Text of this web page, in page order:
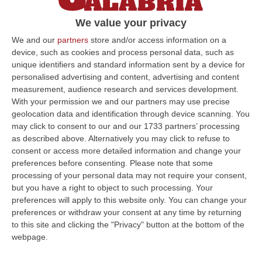
We value your privacy
We and our partners store and/or access information on a
device, such as cookies and process personal data, such as
unique identifiers and standard information sent by a device for
personalised advertising and content, advertising and content
measurement, audience research and services development.
With your permission we and our partners may use precise
geolocation data and identification through device scanning. You
may click to consent to our and our 1733 partners’ processing
as described above. Alternatively you may click to refuse to
consent or access more detailed information and change your
preferences before consenting. Please note that some
processing of your personal data may not require your consent,
but you have a right to object to such processing. Your
preferences will apply to this website only. You can change your
preferences or withdraw your consent at any time by returning
to this site and clicking the "Privacy" button at the bottom of the
webpage.
Panettieri diventa il paese di Pinocchio:
cinque notti tra fiaba, luci e magia
Dal 7 all’11 agosto il paese si trasformerà in
una Collodi multimediale e interattiva, tra
avatar, attori, giochi di luce e installazioni in
3D
Pubblicato il: 01/08/26 – 15:38